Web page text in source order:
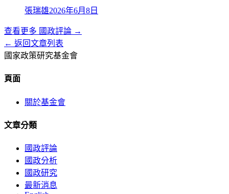
張瑞雄2026年6月8日
查看更多 國政評論 →
← 返回文章列表
國家政策研究基金會
頁面
關於基金會
文章分類
國政評論
國政分析
國政研究
最新消息